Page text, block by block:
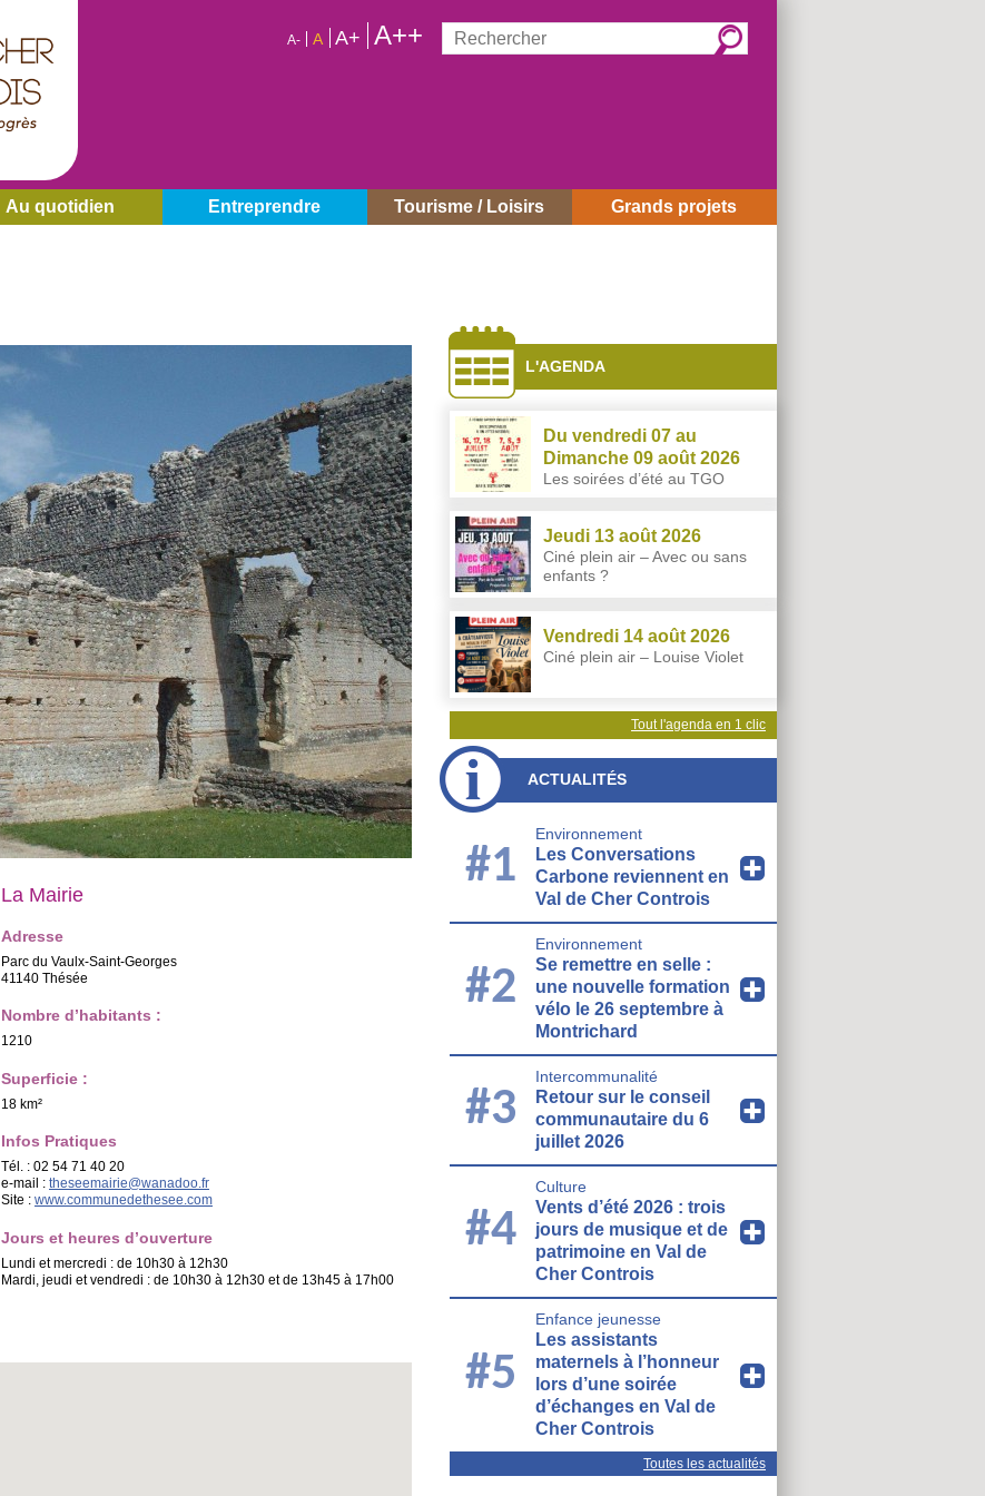
Rechercher :
A- A A+ A++
Au quotidien Entreprendre Tourisme / Loisirs Grands projets
La Mairie
Adresse
Parc du Vaulx-Saint-Georges
41140 Thésée
Nombre d’habitants :
1210
Superficie :
18 km²
Infos Pratiques
Tél. : 02 54 71 40 20
e-mail : theseemairie@wanadoo.fr
Site : www.communedethesee.com
Jours et heures d’ouverture
Lundi et mercredi : de 10h30 à 12h30
Mardi, jeudi et vendredi : de 10h30 à 12h30 et de 13h45 à 17h00
côtés
L'AGENDA
Du vendredi 07 au
Dimanche 09 août 2026
Les soirées d’été au TGO
Jeudi 13 août 2026
Ciné plein air – Avec ou sans
enfants ?
Vendredi 14 août 2026
Ciné plein air – Louise Violet
Tout l'agenda en 1 clic
ACTUALITÉS
#1
Environnement
Les Conversations
Carbone reviennent en
Val de Cher Controis
#2
Environnement
Se remettre en selle :
une nouvelle formation
vélo le 26 septembre à
Montrichard
#3
Intercommunalité
Retour sur le conseil
communautaire du 6
juillet 2026
#4
Culture
Vents d’été 2026 : trois
jours de musique et de
patrimoine en Val de
Cher Controis
#5
Enfance jeunesse
Les assistants
maternels à l’honneur
lors d’une soirée
d’échanges en Val de
Cher Controis
Toutes les actualités